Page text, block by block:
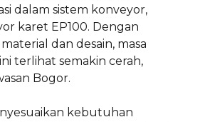
dalam sistem konveyor,
karet EP100. Dengan
dan desain, masa
terlihat semakin cerah,
Bogor.
kebutuhan